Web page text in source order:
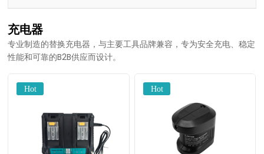
充电器
专业制造的替换充电器，与主要工具品牌兼容，专为安全充电、稳定
性能和可靠的B2B供应而设计。